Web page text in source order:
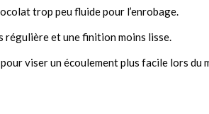
trop peu fluide pour l’enrobage.
régulière et une finition moins lisse.
viser un écoulement plus facile lors du